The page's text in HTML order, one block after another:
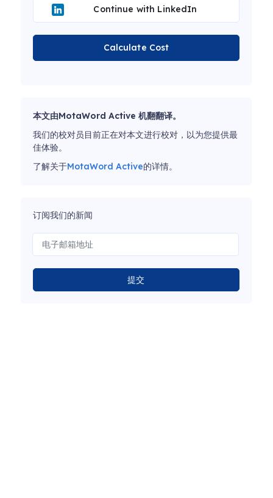
Continue with LinkedIn
Calculate Cost
本文由MotaWord Active 机翻翻译。
我们的校对员目前正在对本文进行校对，以为您提供最
佳体验。
了解关于MotaWord Active的详情。
订阅我们的新闻
提交